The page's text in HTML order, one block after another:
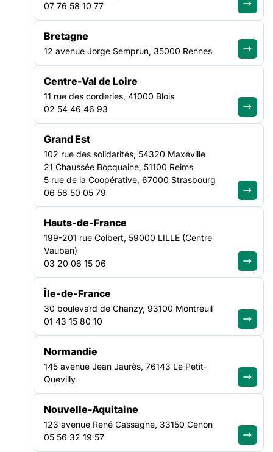
ALLER PLUS LOIN
La force d'un collectif uni
mouvement et
devenez adhérent
Adhérer à la FAS
Agissez
localement avec
nos Fédérations
Trouver ma région
Vous avez des
questions ?
Découvrir notre FAQ
07 76 58 10 77
Bretagne
12 avenue Jorge Semprun, 35000 Rennes
Centre-Val de Loire
11 rue des corderies, 41000 Blois
02 54 46 46 93
Grand Est
102 rue des solidarités, 54320 Maxéville
21 Chaussée Bocquaine, 51100 Reims
5 rue de la Coopérative, 67000 Strasbourg
06 58 50 05 79
Hauts-de-France
199-201 rue Colbert, 59000 LILLE (Centre
Vauban)
03 20 06 15 06
Île-de-France
30 boulevard de Chanzy, 93100 Montreuil
01 43 15 80 10
Normandie
145 avenue Jean Jaurès, 76143 Le Petit-
Quevilly
Nouvelle-Aquitaine
123 avenue René Cassagne, 33150 Cenon
05 56 32 19 57